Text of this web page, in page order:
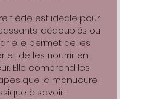
tiède est idéale pour
dédoublés ou
elle permet de les
et de les nourrir en
Elle comprend les
que la manucure
à savoir :